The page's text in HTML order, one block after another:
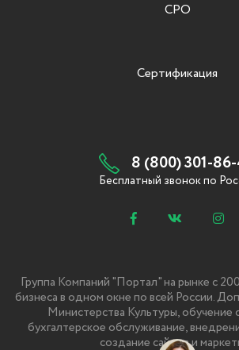
СРО
Сертификация
8 (800) 301-
Бесплатный звонок по
Группа Компаний "Портал" на рынке с
бизнеса в одном окне по всей России.
Министерства Культуры, обучение
бухгалтерское обслуживание,
создание сайтов и